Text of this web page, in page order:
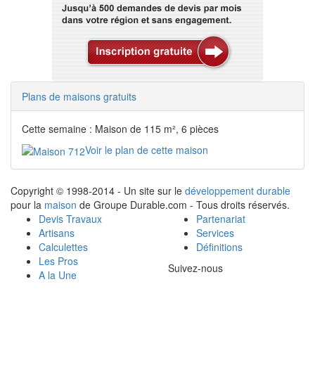
Plans de maisons gratuits
Cette semaine : Maison de 115 m², 6 pièces
Voir le plan de cette maison
Copyright © 1998-2014 - Un site sur le développement durable
pour la maison de Groupe Durable.com - Tous droits réservés.
Devis Travaux
Artisans
Calculettes
Les Pros
A la Une
Partenariat
Services
Définitions
Suivez-nous